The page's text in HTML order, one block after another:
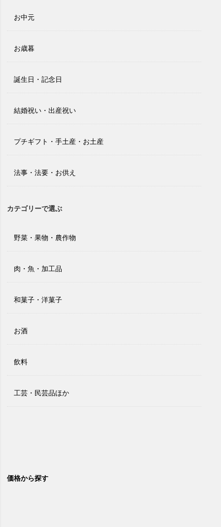
お中元
お歳暮
誕生日・記念日
結婚祝い・出産祝い
プチギフト・手土産・お土産
法事・法要・お供え
カテゴリーで選ぶ
野菜・果物・農作物
肉・魚・加工品
和菓子・洋菓子
お酒
飲料
工芸・民芸品ほか
価格から探す